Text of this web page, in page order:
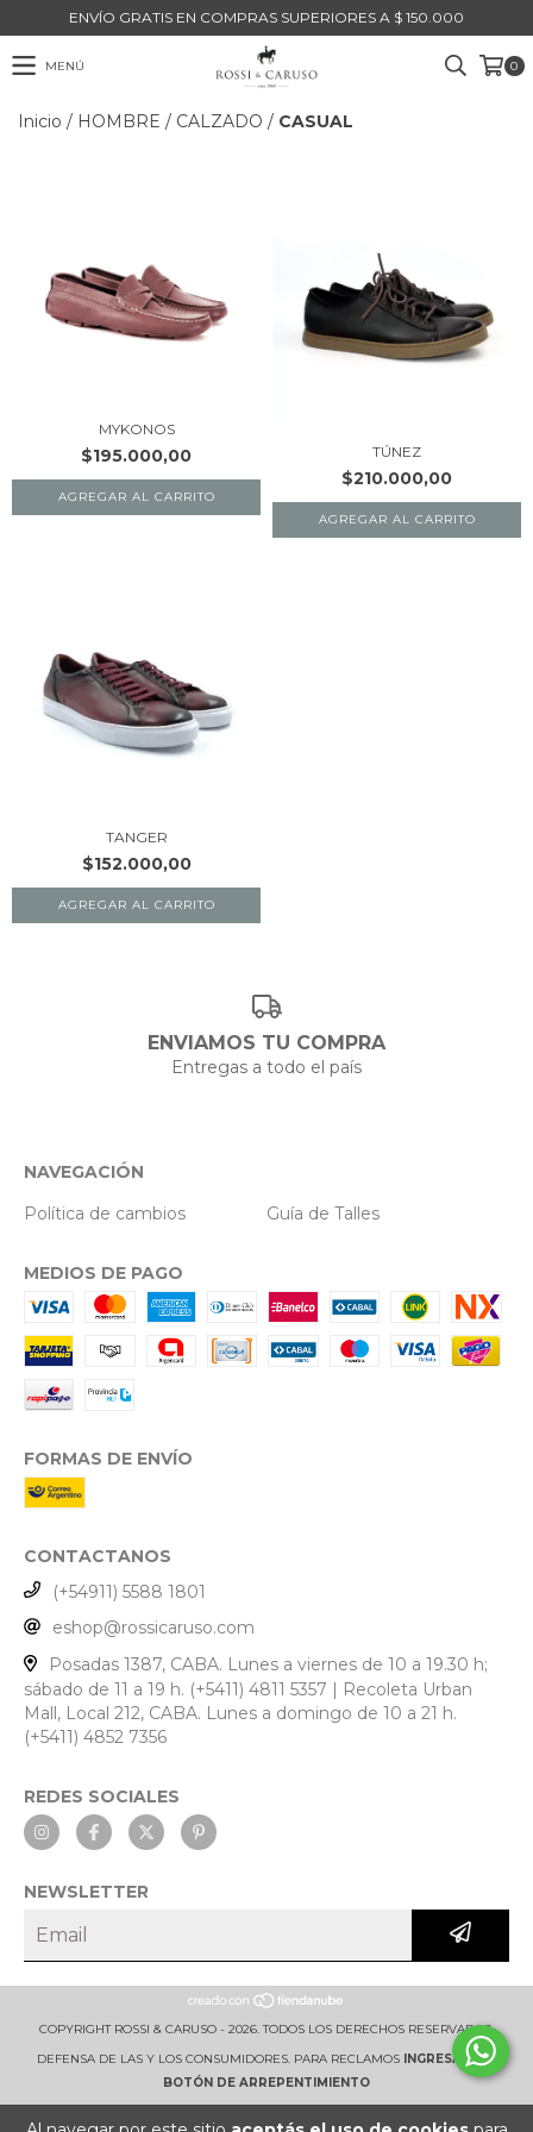
ENVÍO GRATIS EN COMPRAS SUPERIORES A $ 150.000
MENÚ 0
Inicio / HOMBRE / CALZADO / CASUAL
MYKONOS
$195.000,00
AGREGAR AL CARRITO
TÚNEZ
$210.000,00
AGREGAR AL CARRITO
TANGER
$152.000,00
AGREGAR AL CARRITO
ENVIAMOS TU COMPRA
Entregas a todo el país
NAVEGACIÓN
Política de cambios
Guía de Talles
MEDIOS DE PAGO
FORMAS DE ENVÍO
CONTACTANOS
(+54911) 5588 1801
eshop@rossicaruso.com
Posadas 1387, CABA. Lunes a viernes de 10 a 19.30 h;
sábado de 11 a 19 h. (+5411) 4811 5357 | Recoleta Urban
Mall, Local 212, CABA. Lunes a domingo de 10 a 21 h.
(+5411) 4852 7356
REDES SOCIALES
NEWSLETTER
COPYRIGHT ROSSI & CARUSO - 2026. TODOS LOS DERECHOS RESERVADOS.
DEFENSA DE LAS Y LOS CONSUMIDORES. PARA RECLAMOS
INGRESÁ ACÁ.
BOTÓN DE ARREPENTIMIENTO